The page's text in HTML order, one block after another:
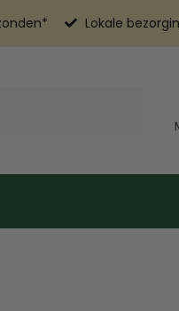
Lokale